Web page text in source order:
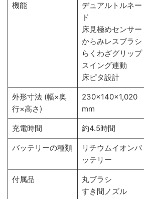
機能
デュアルトルネー
ド
床見極めセンサー
からみレスブラシ
らくわざグリップ
スイング連動
床ピタ設計
外形寸法 (幅×奥
行×高さ)
230×140×1,020
mm
充電時間 約4.5時間
バッテリーの種類
リチウムイオンバ
ッテリー
付属品
丸ブラシ
すき間ノズル